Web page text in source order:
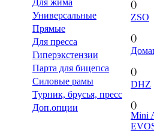
Универсальные
Прямые
Для пресса
Гиперэкстензии
Парта для бицепса
Силовые рамы
Турник, брусья, пресс
Доп.опции
()
ZSO
()
()
DHZ
()
Mini